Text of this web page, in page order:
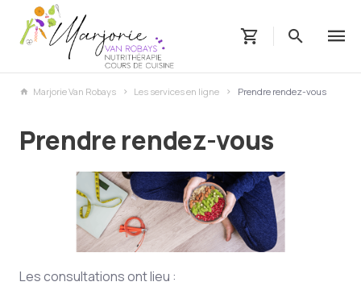
Marjorie Van Robays Les services en ligne Prendre rendez-vous
Prendre rendez-vous
Les consultations ont lieu :